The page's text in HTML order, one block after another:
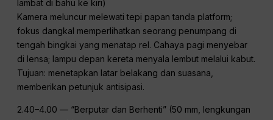
keberangkatan LED (destinasi umum).
Suara
Hanya diegetik: suara kereta api yang samar, suara rem
kereta api yang mendesis, pengumuman jauh yang samar
(-20 LUFS), dan suara latar belakang yang rendah.
Suara langkah kaki dan gemerisik kertas; tanpa musik latar